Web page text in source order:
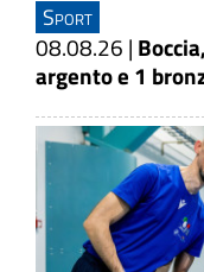
Sport
08.08.26 |
argento e 1